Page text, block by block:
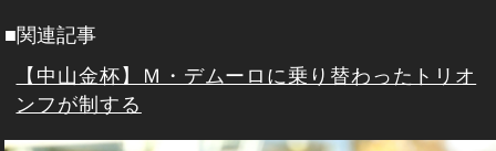
■関連記事
【中山金杯】Ｍ・デムーロに乗り替わったトリオ
ンフが制する